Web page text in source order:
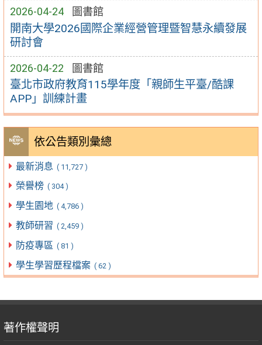
2026-04-24 圖書館
開南大學2026國際企業經營管理暨智慧永續發展
研討會
2026-04-22 圖書館
臺北市政府教育115學年度「親師生平臺/酷課
APP」訓練計畫
依公告類別彙總
最新消息 ( 11,727 )
榮譽榜 ( 304 )
學生園地 ( 4,786 )
教師研習 ( 2,459 )
防疫專區 ( 81 )
學生學習歷程檔案 ( 62 )
著作權聲明